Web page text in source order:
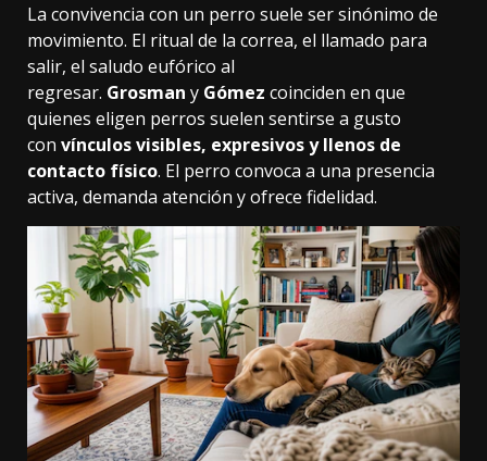
La convivencia con un perro suele ser sinónimo de
movimiento. El ritual de la correa, el llamado para
salir, el saludo eufórico al
regresar. Grosman y Gómez coinciden en que
quienes eligen perros suelen sentirse a gusto
con vínculos visibles, expresivos y llenos de
contacto físico. El perro convoca a una presencia
activa, demanda atención y ofrece fidelidad.